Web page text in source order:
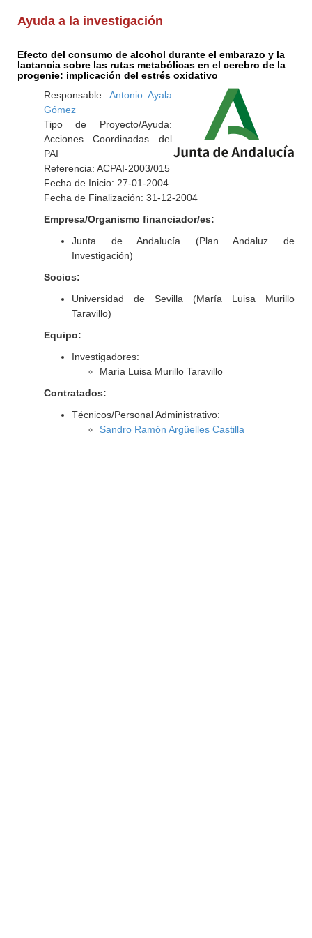
Ayuda a la investigación
Efecto del consumo de alcohol durante el embarazo y la
lactancia sobre las rutas metabólicas en el cerebro de la
progenie: implicación del estrés oxidativo
Responsable: Antonio Ayala
Gómez
Tipo de Proyecto/Ayuda:
Acciones Coordinadas del
PAI
Referencia: ACPAI-2003/015
Fecha de Inicio: 27-01-2004
Fecha de Finalización: 31-12-2004
Empresa/Organismo financiador/es:
Junta de Andalucía (Plan Andaluz de
Investigación)
Socios:
Universidad de Sevilla (María Luisa Murillo
Taravillo)
Equipo:
Investigadores:
María Luisa Murillo Taravillo
Contratados:
Técnicos/Personal Administrativo:
Sandro Ramón Argüelles Castilla